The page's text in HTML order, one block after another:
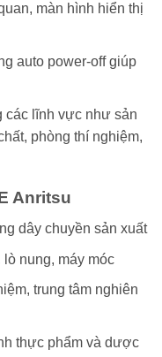
màn hình hiển thị
auto power-off giúp
các lĩnh vực như sản
phòng thí nghiệm,
Anritsu
dây chuyền sản xuất
nung, máy móc
trung tâm nghiên
thực phẩm và dược